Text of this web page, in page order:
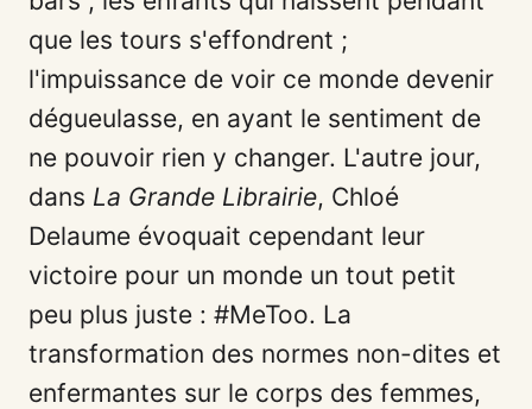
que les tours s'effondrent ;
l'impuissance de voir ce monde devenir
dégueulasse, en ayant le sentiment de
ne pouvoir rien y changer. L'autre jour,
dans La Grande Librairie, Chloé
Delaume évoquait cependant leur
victoire pour un monde un tout petit
peu plus juste : #MeToo. La
transformation des normes non-dites et
enfermantes sur le corps des femmes,